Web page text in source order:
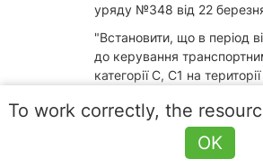
уряду №348 від 22
"Встановити, що в період
до керування
категорії С, С1 на
водія категорії В", -
Постановою внесли зміну
уряду №184 від 3 березня
To work correctly, the
OK